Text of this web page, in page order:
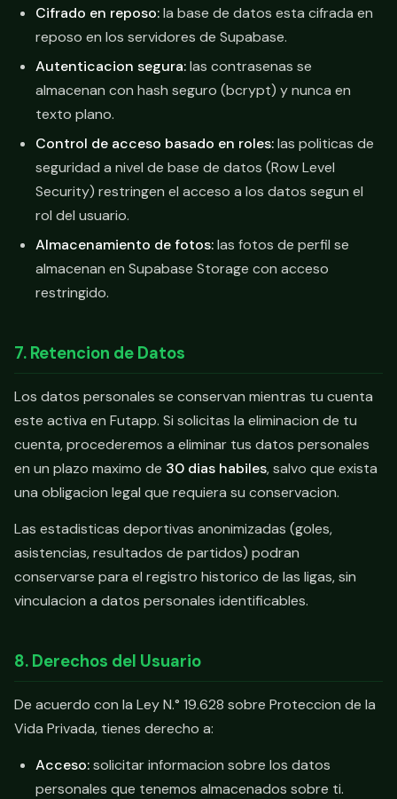
Cifrado en reposo:la base de datos esta cifrada en
reposo en los servidores de Supabase.
Autenticacion segura:las contrasenas se
almacenan con hash seguro (bcrypt) y nunca en
texto plano.
Control de acceso basado en roles:las politicas de
seguridad a nivel de base de datos (Row Level
Security) restringen el acceso a los datos segun el
rol del usuario.
Almacenamiento de fotos:las fotos de perfil se
almacenan en Supabase Storage con acceso
restringido.
7. Retencion de Datos
Los datos personales se conservan mientras tu cuenta
este activa en Futapp. Si solicitas la eliminacion de tu
cuenta, procederemos a eliminar tus datos personales
en un plazo maximo de 30 dias habiles, salvo que exista
una obligacion legal que requiera su conservacion.
Las estadisticas deportivas anonimizadas (goles,
asistencias, resultados de partidos) podran
conservarse para el registro historico de las ligas, sin
vinculacion a datos personales identificables.
8. Derechos del Usuario
De acuerdo con la Ley N.° 19.628 sobre Proteccion de la
Vida Privada, tienes derecho a:
Acceso:solicitar informacion sobre los datos
personales que tenemos almacenados sobre ti.